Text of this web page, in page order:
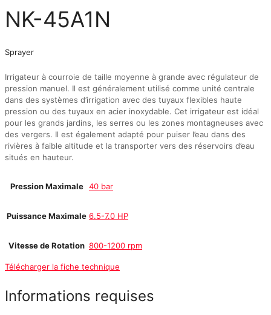
NK-45A1N
Sprayer
Irrigateur à courroie de taille moyenne à grande avec régulateur de
pression manuel. Il est généralement utilisé comme unité centrale
dans des systèmes d’irrigation avec des tuyaux flexibles haute
pression ou des tuyaux en acier inoxydable. Cet irrigateur est idéal
pour les grands jardins, les serres ou les zones montagneuses avec
des vergers. Il est également adapté pour puiser l’eau dans des
rivières à faible altitude et la transporter vers des réservoirs d’eau
situés en hauteur.
Pression Maximale 40 bar
Puissance Maximale 6.5-7.0 HP
Vitesse de Rotation 800-1200 rpm
Télécharger la fiche technique
Informations requises